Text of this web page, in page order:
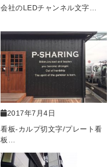
会社のLEDチャンネル文字…
2017年7月4日
看板-カルプ切文字/プレート看
板…